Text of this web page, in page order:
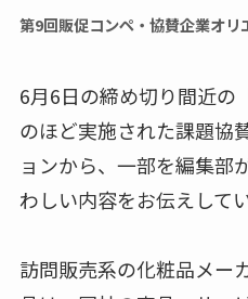
第9回販促コンペ・協賛企業オリ
6月6日の締め切り間近の
のほど実施された課題協
ョンから、一部を編集部
わしい内容をお伝えして
訪問販売系の化粧品メー